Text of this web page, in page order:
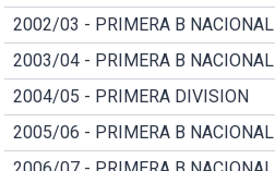
2002/03 - PRIMERA B NACIONAL
2003/04 - PRIMERA B NACIONAL
2004/05 - PRIMERA DIVISION
2005/06 - PRIMERA B NACIONAL